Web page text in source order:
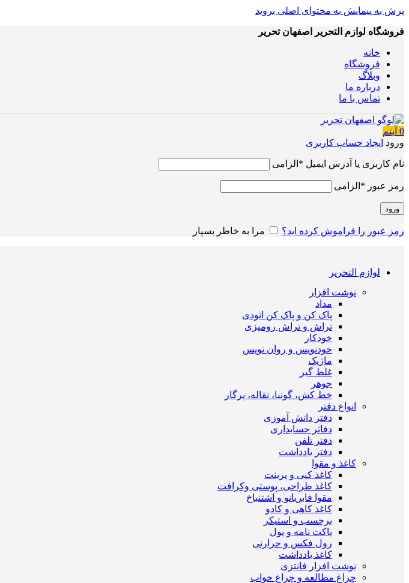
پرش به پیمایش به محتوای اصلی بروید
فروشگاه لوازم التحریر اصفهان تحریر
خانه
فروشگاه
وبلاگ
درباره ما
تماس با ما
0 آیتم
ورود ایجاد حساب کاربری
نام کاربری یا آدرس ایمیل * الزامی
رمز عبور * الزامی
ورود
رمز عبور را فراموش کرده اید؟ مرا به خاطر بسپار
لوازم التحریر
نوشت افزار
مداد
پاک کن و پاک کن اتودی
تراش و تراش رومیزی
خودکار
خودنویس و روان نویس
ماژیک
غلط گیر
جوهر
خط کش، گونیا، نقاله، پرگار
انواع دفتر
دفتر دانش آموزی
دفاتر حسابداری
دفتر تلفن
دفتر یادداشت
کاغذ و مقوا
کاغذ کپی و پرینت
کاغذ طراحی، پوستی وکرافت
مقوا فابریانو و اشتنباخ
کاغذ کاهی و کادو
برچسب و استیکر
پاکت نامه و پول
رول فکس و حرارتی
کاغذ یادداشت
نوشت افزار فانتزی
چراغ مطالعه و چراغ خواب